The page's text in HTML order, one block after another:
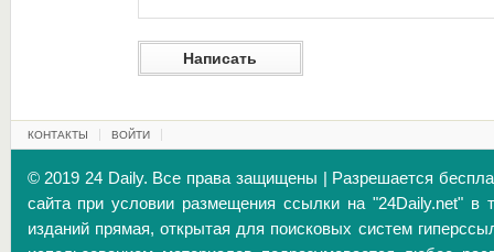
КОНТАКТЫ ВОЙТИ
© 2019 24 Daily. Все права защищены | Разрешается
сайта при условии размещения ссылки на "24Daily.net" в
изданий прямая, открытая для поисковых систем